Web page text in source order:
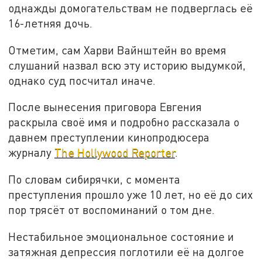
однажды домогательствам не подверглась её
16-летняя дочь.
Отметим, сам Харви Вайнштейн во время
слушаний назвал всю эту историю выдумкой,
однако суд посчитал иначе.
После вынесения приговора Евгения
раскрыла своё имя и подробно рассказала о
давнем преступлении кинопродюсера
журналу The Hollywood Reporter.
По словам сибирячки, с момента
преступления прошло уже 10 лет, но её до сих
пор трясёт от воспоминаний о том дне.
Нестабильное эмоциональное состояние и
затяжная депрессия поглотили её на долгое